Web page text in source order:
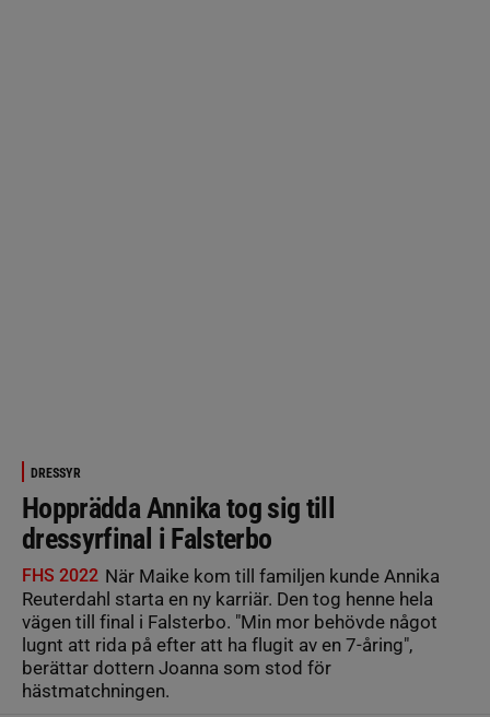
DRESSYR
Hopprädda Annika tog sig till
dressyrfinal i Falsterbo
FHS 2022 När Maike kom till familjen kunde Annika
Reuterdahl starta en ny karriär. Den tog henne hela
vägen till final i Falsterbo. "Min mor behövde något
lugnt att rida på efter att ha flugit av en 7-åring",
berättar dottern Joanna som stod för
hästmatchningen.